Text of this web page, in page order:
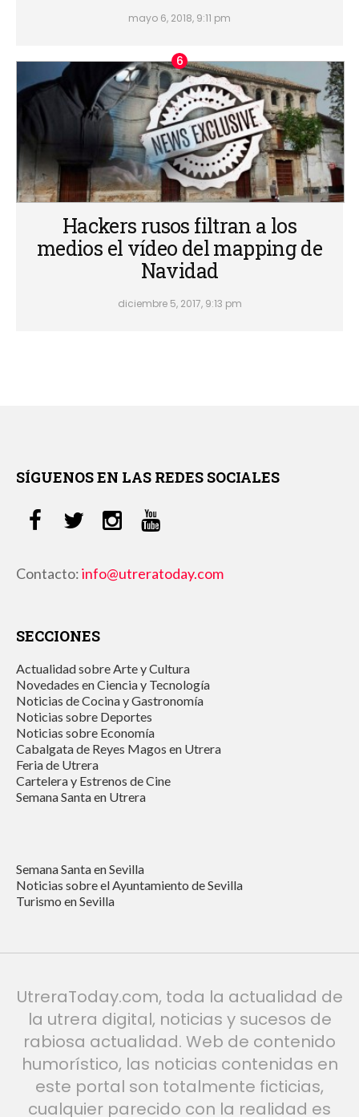
mayo 6, 2018, 9:11 pm
Hackers rusos filtran a los
medios el vídeo del mapping de
Navidad
diciembre 5, 2017, 9:13 pm
SÍGUENOS EN LAS REDES SOCIALES
Contacto:info@utreratoday.com
SECCIONES
Actualidad sobre Arte y Cultura
Novedades en Ciencia y Tecnología
Noticias de Cocina y Gastronomía
Noticias sobre Deportes
Noticias sobre Economía
Cabalgata de Reyes Magos en Utrera
Feria de Utrera
Cartelera y Estrenos de Cine
Semana Santa en Utrera
Semana Santa en Sevilla
Noticias sobre el Ayuntamiento de Sevilla
Turismo en Sevilla
UtreraToday.com, toda la actualidad de
la utrera digital, noticias y sucesos de
rabiosa actualidad. Web de contenido
humorístico, las noticias contenidas en
este portal son totalmente ficticias,
cualquier parecido con la realidad es